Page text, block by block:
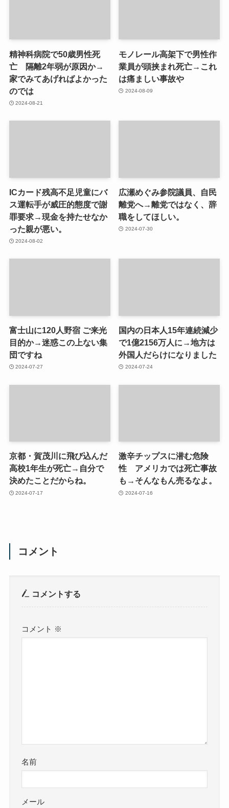
精神科病院で50歳男性死
亡 隔離2年弱が原因か→
家でみてあげればよかった
のでは
2024-08-21
モノレール高架下で男性作
業員が頭挟まれ死亡→これ
は痛ましい事故や
2024-08-09
ICカード残高不足児童にバ
ス運転手が威圧的態度で謝
罪要求→現金を持たせなか
った親が悪い。
2024-08-02
広瀬めぐみ参院議員、自民
離党へ→離党ではなく、辞
職をしてほしい。
2024-07-30
富士山に120人野宿 ご来光
目的か→迷惑この上ない集
団ですね
2024-07-27
国内の日本人15年連続減少
で1億2156万人に→地方は
外国人だらけになりました
2024-07-24
京都・賀茂川に飛び込んだ
高校1年生が死亡→自分で
決めたことだからね。
2024-07-17
激辛チップスに潜む危険
性 アメリカでは死亡事故
も→そんなもん売るなよ。
2024-07-16
コメント
コメントする
コメント ※
名前
メール